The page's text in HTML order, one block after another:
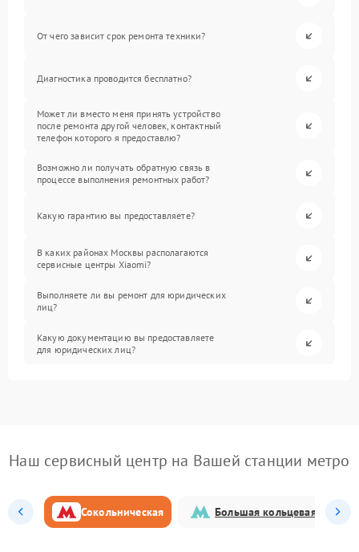
От чего зависит срок ремонта техники?
Диагностика проводится бесплатно?
Может ли вместо меня принять устройство
после ремонта другой человек, контактный
телефон которого я предоставлю?
Возможно ли получать обратную связь в
процессе выполнения ремонтных работ?
Какую гарантию вы предоставляете?
В каких районах Москвы располагаются
сервисные центры Xiaomi?
Выполняете ли вы ремонт для юридических
лиц?
Какую документацию вы предоставляете
для юридических лиц?
Наш сервисный центр на Вашей станции метро
Сокольническая Большая кольцевая